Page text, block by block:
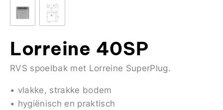
Lorreine 40SP
RVS spoelbak met Lorreine SuperPlug.
• vlakke, strakke bodem
• hygiënisch en praktisch